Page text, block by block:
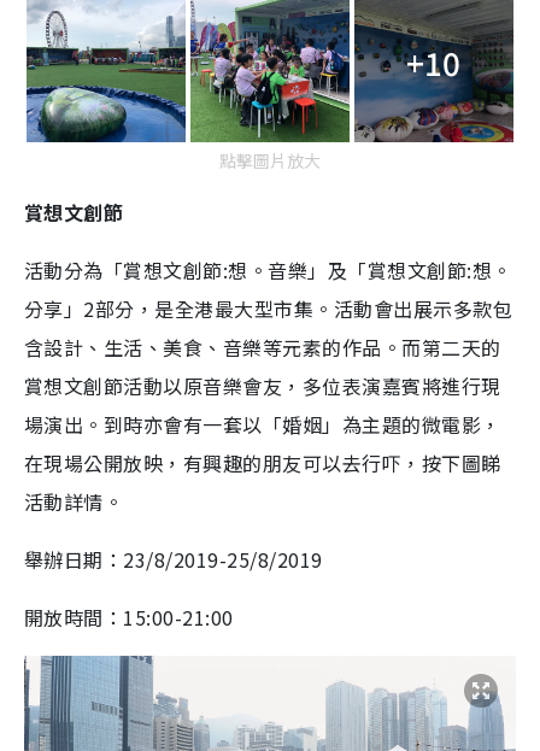
+10
點擊圖片放大
賞想文創節
活動分為「賞想文創節:想。音樂」及「賞想文創節:想。
分享」2部分，是全港最大型市集。活動會出展示多款包
含設計、生活、美食、音樂等元素的作品。而第二天的
賞想文創節活動以原音樂會友，多位表演嘉賓將進行現
場演出。到時亦會有一套以「婚姻」為主題的微電影，
在現場公開放映，有興趣的朋友可以去行吓，按下圖睇
活動詳情。
舉辦日期：23/8/2019-25/8/2019
開放時間：15:00-21:00